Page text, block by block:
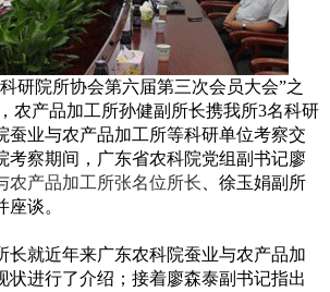
研院所协会第六届第三次会员大会”之
农产品加工所孙健副所长携我所3名科研
蚕业与农产品加工所等科研单位考察交
考察期间，广东省农科院党组副书记廖
农产品加工所张名位所长 、徐玉娟副所
谈。
长就近年来广东农科院蚕业与农产品加
状进行了介绍；接着廖森泰副书记指出